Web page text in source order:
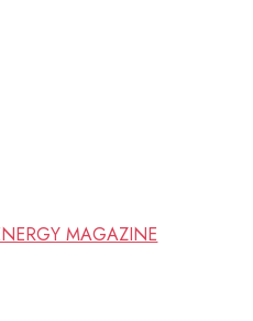
MAGAZINE